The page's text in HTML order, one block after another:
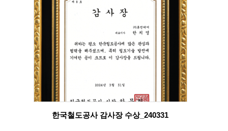
한국철도공사 감사장 수상_240331